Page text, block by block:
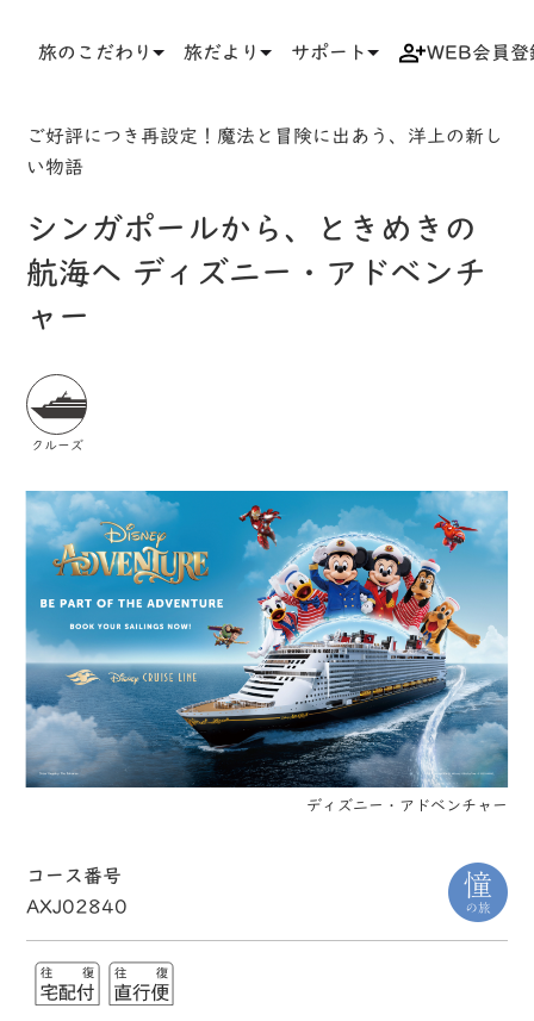
旅のこだわり 旅だより サポート WEB会員登
ご好評につき再設定！魔法と冒険に出あう、洋上の新し
い物語
シンガポールから、ときめきの
航海へ ディズニー・アドベンチ
ャー
クルーズ
ディズニー・アドベンチャー
コース番号
AXJ02840